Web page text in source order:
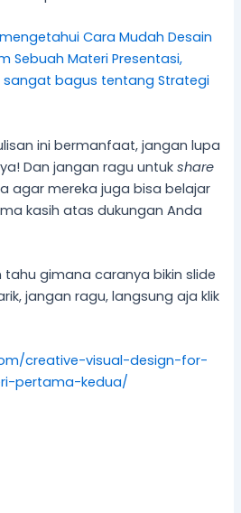
Cara Mudah Desain
Sebuah Materi Presentasi,
sangat bagus tentang Strategi
ini bermanfaat, jangan lupa
Dan jangan ragu untukshare
agar mereka juga bisa belajar
kasih atas dukungan Anda
tahu gimana caranya bikin slide
jangan ragu, langsung aja klik
creative-visual-design-for-
pertama-kedua/